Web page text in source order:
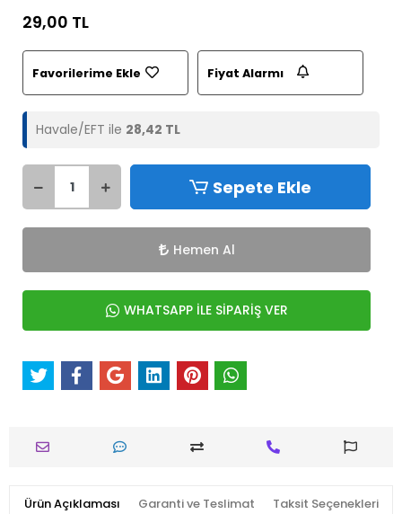
29,00 TL
Favorilerime Ekle Fiyat Alarmı
Havale/EFT ile 28,42 TL
Sepete Ekle
Hemen Al
WHATSAPP İLE SİPARİŞ VER
Ürün Açıklaması Garanti ve Teslimat Taksit Seçenekleri